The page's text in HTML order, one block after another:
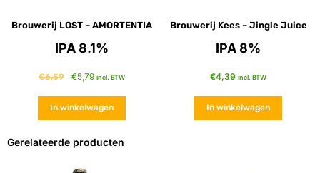
Brouwerij LOST – AMORTENTIA
IPA 8.1%
€6,59 €5,79 incl. BTW
In winkelwagen
Brouwerij Kees – Jingle Juice
IPA 8%
€4,39 incl. BTW
In winkelwagen
Gerelateerde producten